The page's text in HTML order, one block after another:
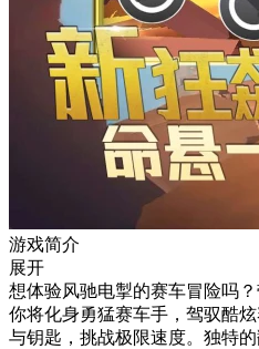
游戏简介
展开
想体验风驰电掣的赛车冒险吗
你将化身勇猛赛车手，驾驭酷
与钥匙，挑战极限速度。独特